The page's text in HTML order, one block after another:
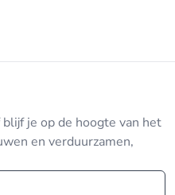
je op de hoogte van het
en verduurzamen,